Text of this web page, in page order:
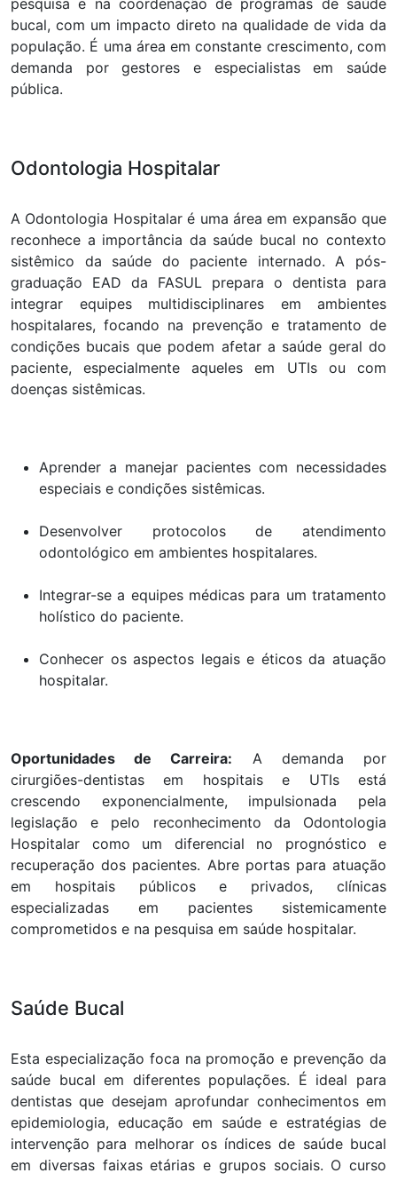
pesquisa e na coordenação de programas de saúde
bucal, com um impacto direto na qualidade de vida da
população. É uma área em constante crescimento, com
demanda por gestores e especialistas em saúde
pública.
Odontologia Hospitalar
A Odontologia Hospitalar é uma área em expansão que
reconhece a importância da saúde bucal no contexto
sistêmico da saúde do paciente internado. A pós-
graduação EAD da FASUL prepara o dentista para
integrar equipes multidisciplinares em ambientes
hospitalares, focando na prevenção e tratamento de
condições bucais que podem afetar a saúde geral do
paciente, especialmente aqueles em UTIs ou com
doenças sistêmicas.
Aprender a manejar pacientes com necessidades
especiais e condições sistêmicas.
Desenvolver protocolos de atendimento
odontológico em ambientes hospitalares.
Integrar-se a equipes médicas para um tratamento
holístico do paciente.
Conhecer os aspectos legais e éticos da atuação
hospitalar.
Oportunidades de Carreira: A demanda por
cirurgiões-dentistas em hospitais e UTIs está
crescendo exponencialmente, impulsionada pela
legislação e pelo reconhecimento da Odontologia
Hospitalar como um diferencial no prognóstico e
recuperação dos pacientes. Abre portas para atuação
em hospitais públicos e privados, clínicas
especializadas em pacientes sistemicamente
comprometidos e na pesquisa em saúde hospitalar.
Saúde Bucal
Esta especialização foca na promoção e prevenção da
saúde bucal em diferentes populações. É ideal para
dentistas que desejam aprofundar conhecimentos em
epidemiologia, educação em saúde e estratégias de
intervenção para melhorar os índices de saúde bucal
em diversas faixas etárias e grupos sociais. O curso